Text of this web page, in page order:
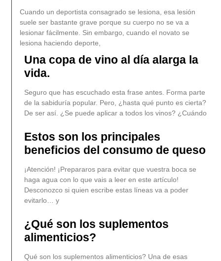
Cuando un deportista consagrado se lesiona, esa lesión
suele ser bastante grave porque su cuerpo no se va a
lesionar fácilmente. Sin embargo, cuando el novato se
lesiona haciendo deporte,
Una copa de vino al día alarga la
vida.
Seguro que has escuchado esta frase antes. Forma parte
de la sabiduría popular. Pero, ¿hasta qué punto es cierta?
De ser así. ¿Se puede aplicar a todos los vinos? ¿Cuándo
Estos son los principales
beneficios del consumo de queso
¡Atención! ¡Prepararos para evitar que vuestra boca se
haga agua con lo que vais a leer en este artículo!
Desconozco si quien escribe estas líneas va a poder
evitarlo… y
¿Qué son los suplementos
alimenticios?
Qué son los suplementos alimenticios? Una de esas